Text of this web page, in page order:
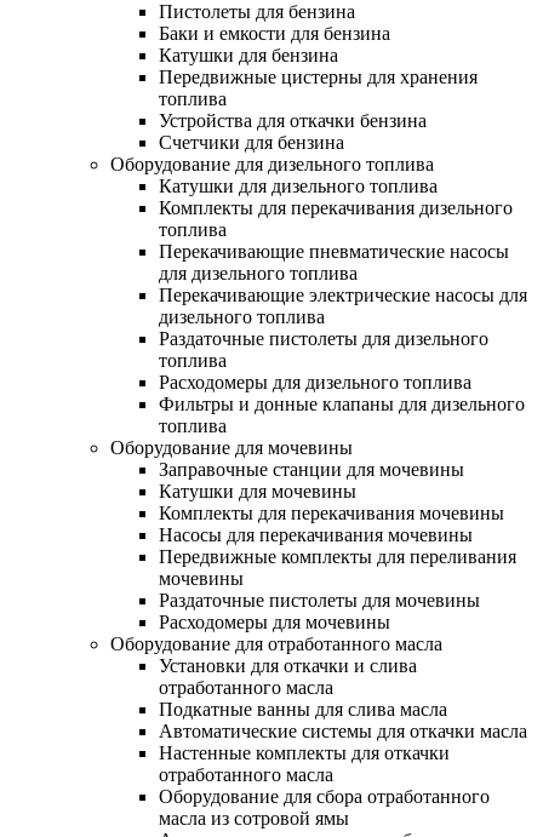
Пистолеты для бензина
Баки и емкости для бензина
Катушки для бензина
Передвижные цистерны для хранения
топлива
Устройства для откачки бензина
Счетчики для бензина
Оборудование для дизельного топлива
Катушки для дизельного топлива
Комплекты для перекачивания дизельного
топлива
Перекачивающие пневматические насосы
для дизельного топлива
Перекачивающие электрические насосы для
дизельного топлива
Раздаточные пистолеты для дизельного
топлива
Расходомеры для дизельного топлива
Фильтры и донные клапаны для дизельного
топлива
Оборудование для мочевины
Заправочные станции для мочевины
Катушки для мочевины
Комплекты для перекачивания мочевины
Насосы для перекачивания мочевины
Передвижные комплекты для переливания
мочевины
Раздаточные пистолеты для мочевины
Расходомеры для мочевины
Оборудование для отработанного масла
Установки для откачки и слива
отработанного масла
Подкатные ванны для слива масла
Автоматические системы для откачки масла
Настенные комплекты для откачки
отработанного масла
Оборудование для сбора отработанного
масла из сотровой ямы